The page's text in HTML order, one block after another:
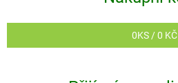
0KS /0 KČ